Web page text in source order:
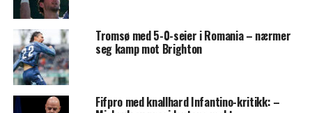
Tromsø med 5-0-seier i Romania – nærmer
seg kamp mot Brighton
Fifpro med knallhard Infantino-kritikk: –